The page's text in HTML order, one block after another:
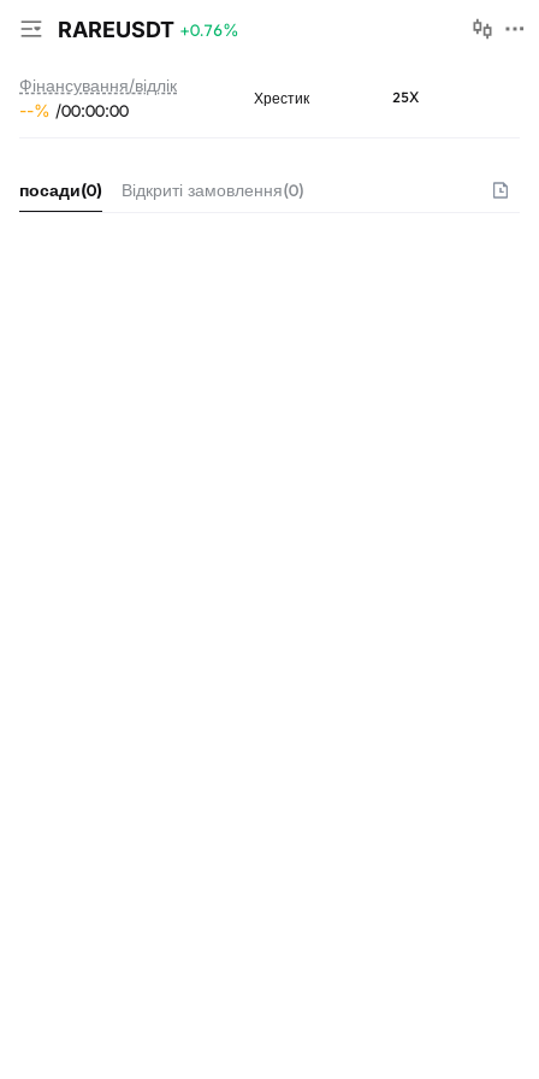
RAREUSDT +0.76%
Фінансування/відлік
--% /00:00:00
Хрестик 25X
посади(0) Відкриті замовлення(0)